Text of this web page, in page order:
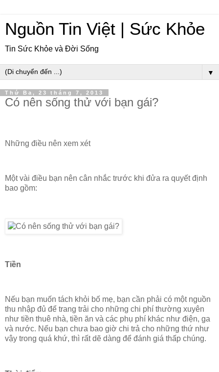
Nguồn Tin Việt | Sức Khỏe
Tin Sức Khỏe và Đời Sống
▼
Thứ Ba, 23 tháng 7, 2013
Có nên sống thử với bạn gái?
Những điều nên xem xét
Một vài điều bạn nên cân nhắc trước khi đửa ra quyết định
bao gồm:
Tiền
Nếu bạn muốn tách khỏi bố mẹ, bạn cần phải có một nguồn
thu nhập đủ để trang trải cho những chi phí thường xuyên
như tiền thuê nhà, tiền ăn và các phụ phí khác như điện, ga
và nước. Nếu bạn chưa bao giờ chi trả cho những thứ như
vậy trong quá khứ, thì rất dẽ dàng để đánh giá thấp chúng.